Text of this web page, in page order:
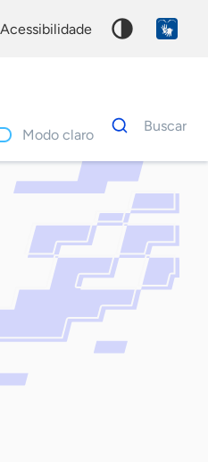
acessibilidade
Modo claro
Dados
para
Buscar
Palavra
chave